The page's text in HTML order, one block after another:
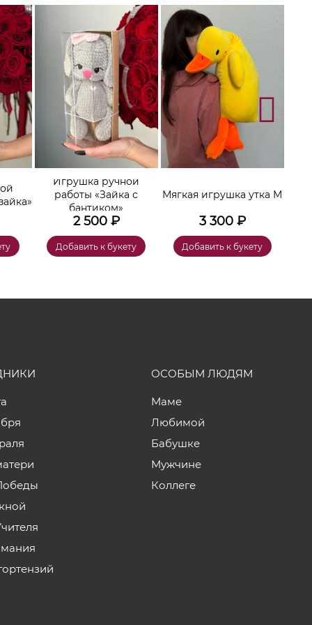
Игрушка ручной
работы «Зайка с
бантиком»
2 500₽
Добавить к букету
Мягкая игрушка утка М
3 300₽
Добавить к букету
ОСОБЫМ ЛЮДЯМ
Маме
Любимой
Бабушке
Мужчине
Коллеге